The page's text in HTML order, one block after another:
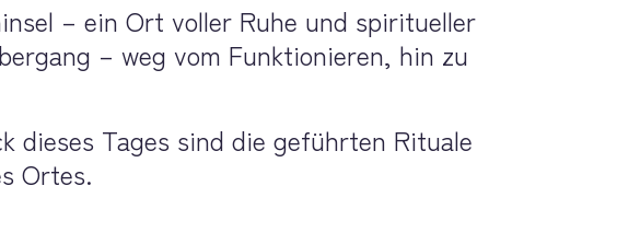
– ein Ort voller Ruhe und spiritueller
– weg vom Funktionieren, hin zu
dieses Tages sind die geführten Rituale
Ortes.